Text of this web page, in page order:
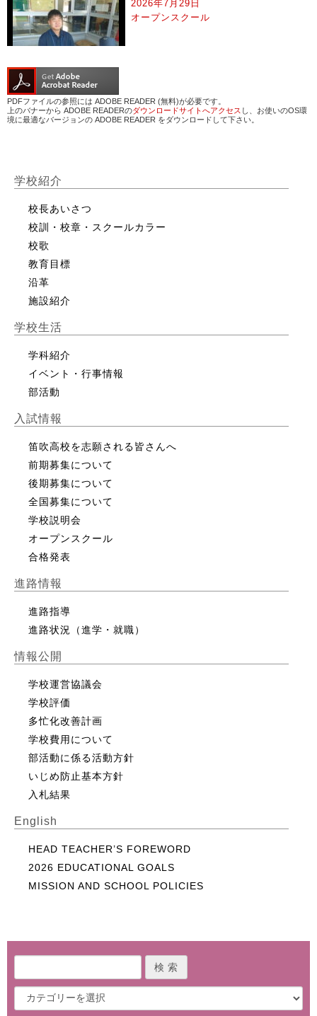
2026年7月29日
オープンスクール
PDFファイルの参照には ADOBE READER (無料)が必要です。
上のバナーから ADOBE READERのダウンロードサイトへアクセス し、お使いのOS環
境に最適なバージョンの ADOBE READER をダウンロードして下さい。
学校紹介
校長あいさつ
校訓・校章・スクールカラー
校歌
教育目標
沿革
施設紹介
学校生活
学科紹介
イベント・行事情報
部活動
入試情報
笛吹高校を志願される皆さんへ
前期募集について
後期募集について
全国募集について
学校説明会
オープンスクール
合格発表
進路情報
進路指導
進路状況（進学・就職）
情報公開
学校運営協議会
学校評価
多忙化改善計画
学校費用について
部活動に係る活動方針
いじめ防止基本方針
入札結果
English
HEAD TEACHER’S FOREWORD
2026 EDUCATIONAL GOALS
MISSION AND SCHOOL POLICIES